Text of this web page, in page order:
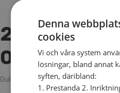
26
08:00
Gullbrannagården, Halmstad
Denna
cookies
Vi och våra system
lösningar, bland annat
syften, däribland:
1. Prestanda 2.